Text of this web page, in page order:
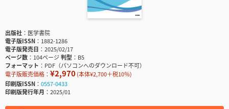
出版社
医学書院
電子版ISSN
1882-1286
電子版発売日
2025/02/17
ページ数
104ページ判型
B5
フォーマット
PDF（パソコンへのダウンロード不可）
電子版販売価格： ¥2,970(本体¥2,700＋税10％)
印刷版ISSN
0557-0433
印刷版発行年月
2025/01